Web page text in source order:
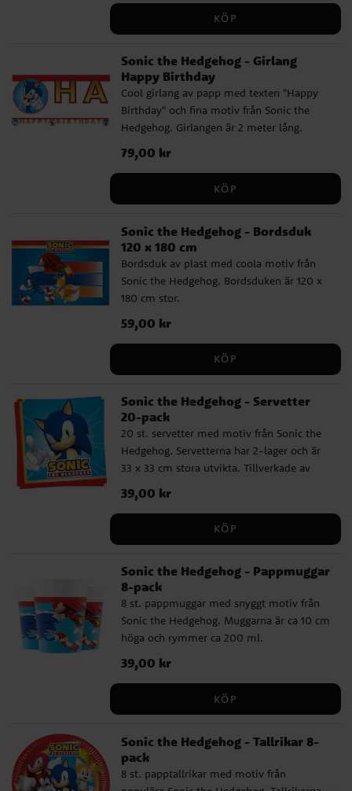
Ballongen är 66 cm hög och kan fyllas
med helium för att sväva eller luft om du
självslutande ventilen är den enkel att
hantera och blåses smidigt upp med en
ballongpump eller ett sugrör.
KÖP
Sonic the Hedgehog - Girlang
Happy Birthday
Cool girlang av papp med texten "Happy
Birthday" och fina motiv från Sonic the
Hedgehog. Girlangen är 2 meter lång.
Pris:79,00 kr
79,00 kr
KÖP
Sonic the Hedgehog - Bordsduk
120 x 180 cm
Bordsduk av plast med coola motiv från
Sonic the Hedgehog. Bordsduken är 120 x
180 cm stor.
Pris:59,00 kr
59,00 kr
KÖP
Sonic the Hedgehog - Servetter
20-pack
20 st. servetter med motiv från Sonic the
Hedgehog. Servetterna har 2-lager och är
33 x 33 cm stora utvikta. Tillverkade av
FSC-certifierat papper.
Pris:39,00 kr
39,00 kr
KÖP
Sonic the Hedgehog - Pappmuggar
8-pack
8 st. pappmuggar med snyggt motiv från
Sonic the Hedgehog. Muggarna är ca 10 cm
höga och rymmer ca 200 ml.
Pris:39,00 kr
39,00 kr
KÖP
Sonic the Hedgehog - Tallrikar 8-
pack
8 st. papptallrikar med motiv från